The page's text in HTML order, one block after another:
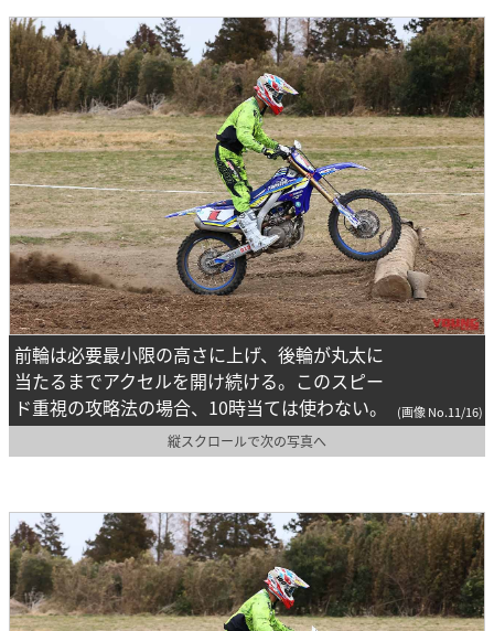
前輪は必要最小限の高さに上げ、後輪が丸太に
当たるまでアクセルを開け続ける。このスピー
ド重視の攻略法の場合、10時当ては使わない。
(画像 No.11/16)
縦スクロールで次の写真へ